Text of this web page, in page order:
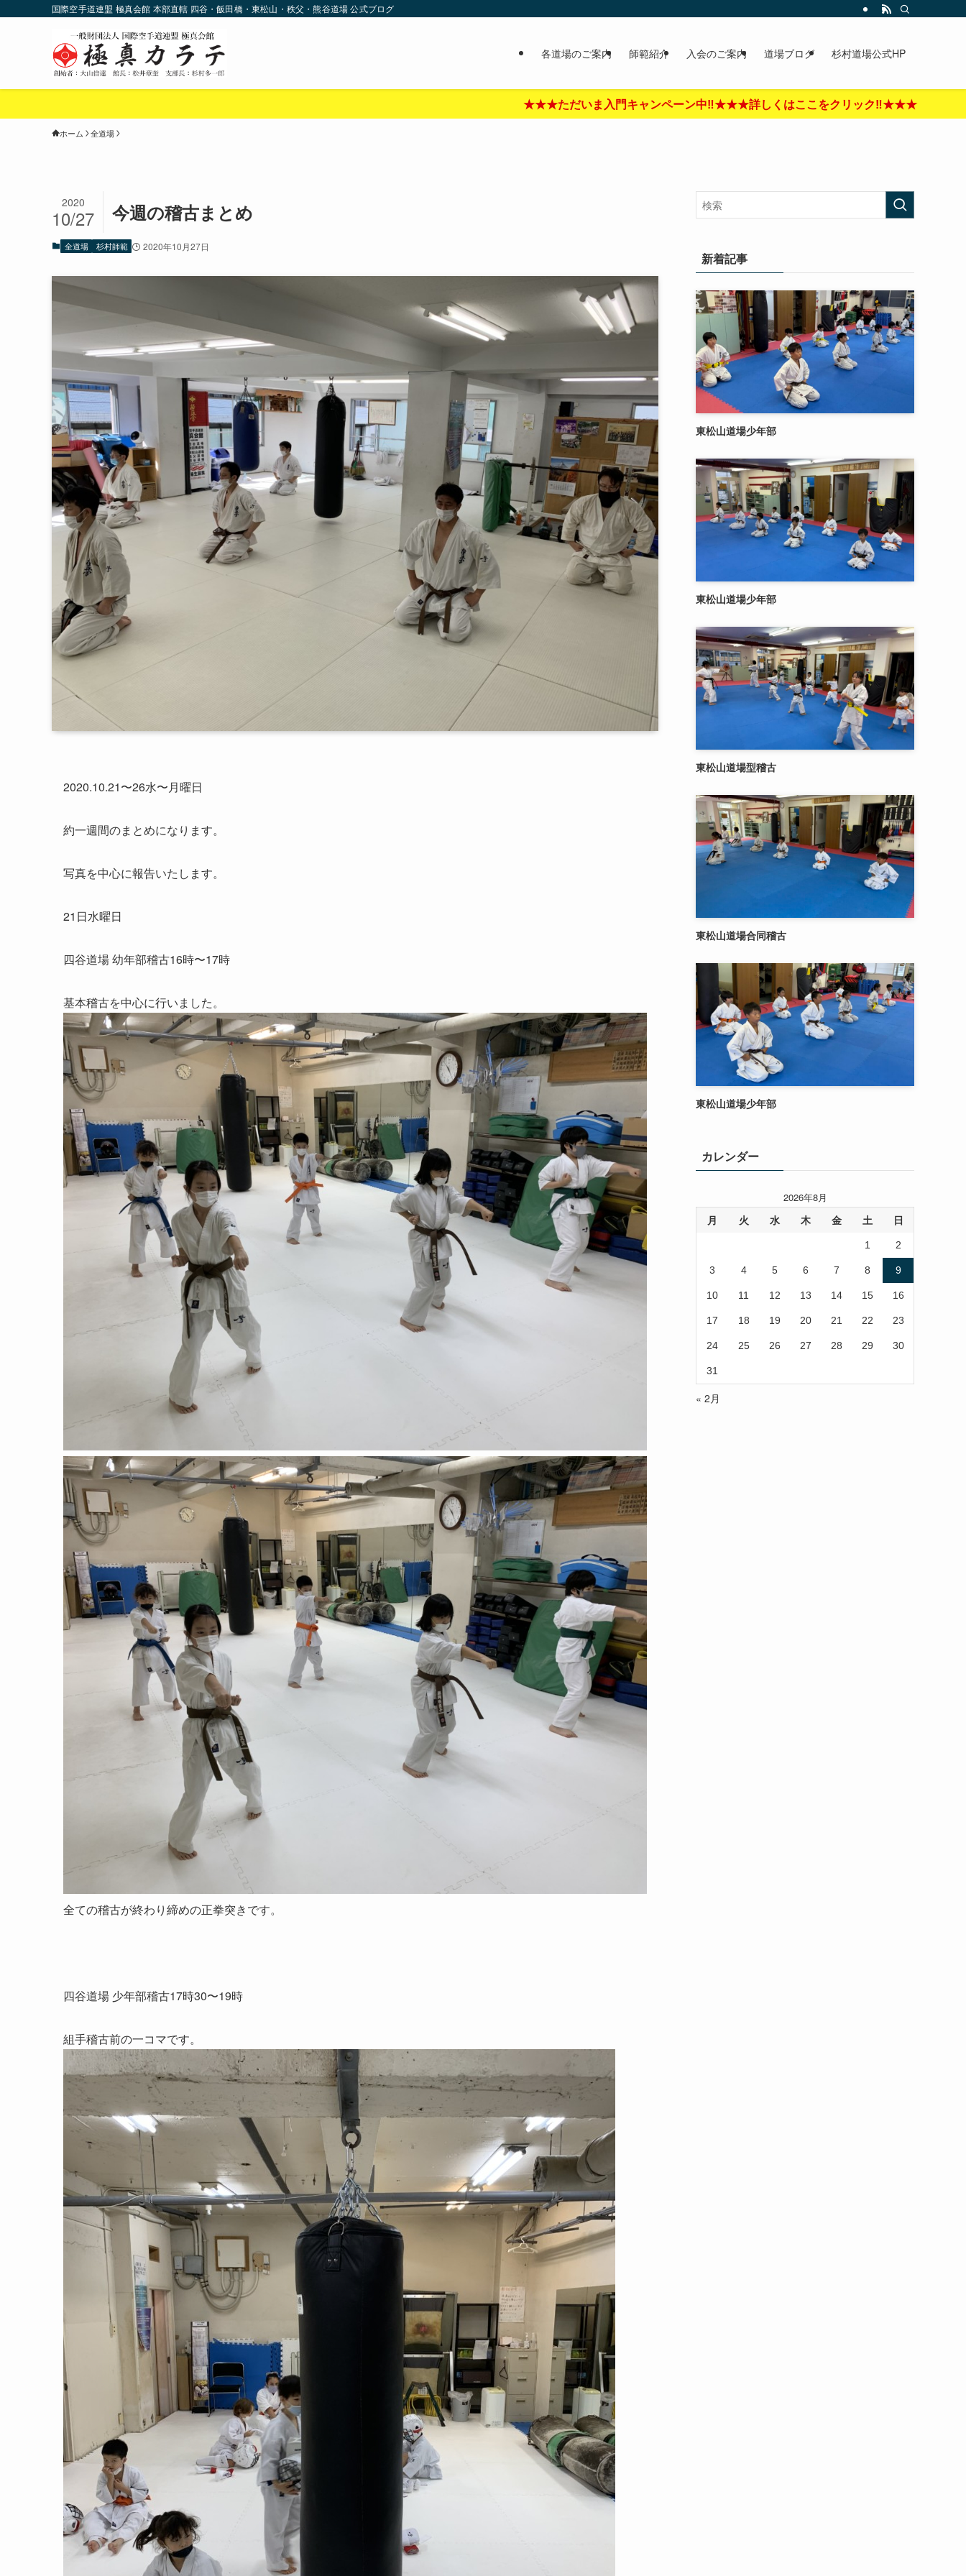
国際空手道連盟 極真会館 本部直轄 四谷・飯田橋・東松山・秩父・熊谷道場 公式ブログ
各道場のご案内 師範紹介 入会のご案内 道場ブログ 杉村道場公式HP
★★★ただいま入門キャンペーン中‼︎★★★詳しくはここをクリック‼︎★★★
ホーム 全道場
今週の稽古まとめ
2020
10/27
全道場 杉村師範 2020年10月27日
2020.10.21〜26水〜月曜日
約一週間のまとめになります。
写真を中心に報告いたします。
21日水曜日
四谷道場 幼年部稽古16時〜17時
基本稽古を中心に行いました。
全ての稽古が終わり締めの正拳突きです。
四谷道場 少年部稽古17時30〜19時
組手稽古前の一コマです。
新着記事
東松山道場少年部
東松山道場少年部
東松山道場型稽古
東松山道場合同稽古
東松山道場少年部
カレンダー
2026年8月
月 火 水 木 金 土 日
1 2
3 4 5 6 7 8 9
10 11 12 13 14 15 16
17 18 19 20 21 22 23
24 25 26 27 28 29 30
31
« 2月